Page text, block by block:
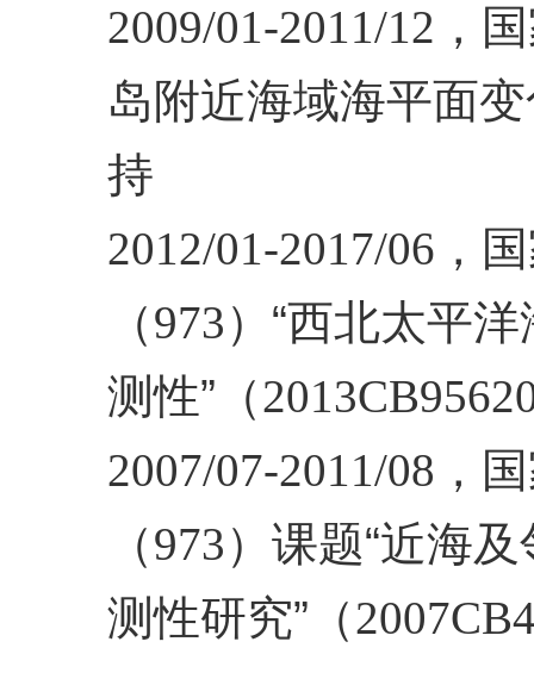
2009/01-2011/12 ，
岛附近海域海平面
持
2012/01-2017/06 ，
（973）“西北太平
测性”（
2007/07-2011/08 ，
（973）课题“近海
测性研究”（